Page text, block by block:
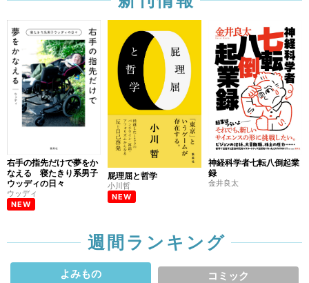
右手の指先だけで夢をか
なえる 寝たきり系男子
ウッディの日々
ウッディ
NEW
屁理屈と哲学
小川哲
NEW
神経科学者七転八倒起業
録
金井良太
週間ランキング
よみもの コミック